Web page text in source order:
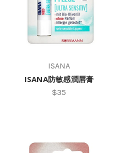
ISANA
ISANA防敏感潤唇膏
$35